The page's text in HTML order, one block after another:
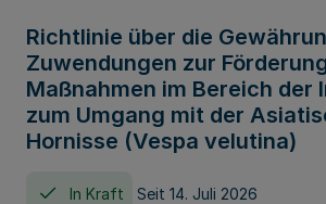
Richtlinie über die
Zuwendungen zur
Maßnahmen im Bereich der
zum Umgang mit der
Hornisse (Vespa velutina)
In Kraft Seit 14. Juli 2026